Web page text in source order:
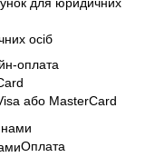
осіб
або MasterCard
Оплата